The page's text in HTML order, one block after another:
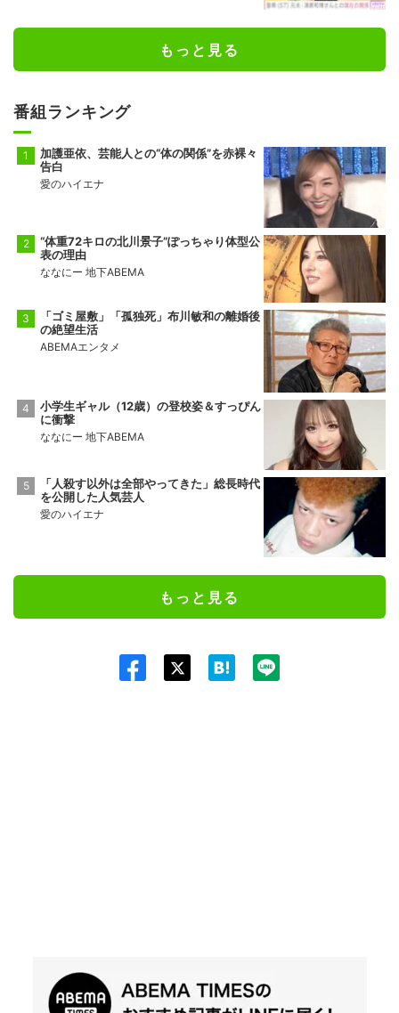
もっと見る
番組ランキング
加護亜依、芸能人との“体の関係”を赤裸々
告白
愛のハイエナ
“体重72キロの北川景子”ぽっちゃり体型公
表の理由
ななにー 地下ABEMA
「ゴミ屋敷」「孤独死」布川敏和の離婚後
の絶望生活
ABEMAエンタメ
小学生ギャル（12歳）の登校姿＆すっぴん
に衝撃
ななにー 地下ABEMA
「人殺す以外は全部やってきた」総長時代
を公開した人気芸人
愛のハイエナ
もっと見る